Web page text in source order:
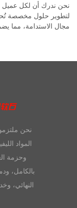
نحن ندرك أن لكل عميل
لتطوير حلول مخصصة
مجال الاستدامة، مما
نحن
المواد
وحزمة
بالكامل،
النهائي،